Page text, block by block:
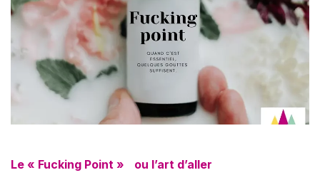
Le « Fucking Point » ou l’art d’aller